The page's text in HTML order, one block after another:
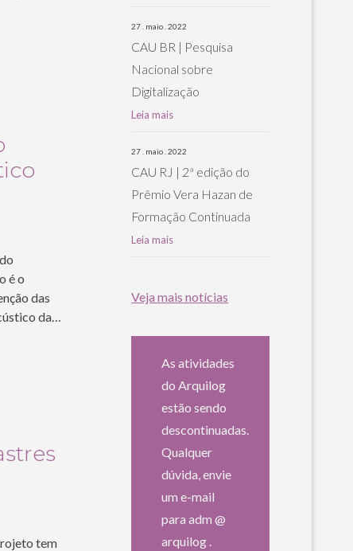
é o
das
da…
tem
27 . maio . 2022
CAU BR | Pesquisa
Nacional sobre
Digitalização
Leia mais
27 . maio . 2022
CAU RJ | 2ª edição do
Prêmio Vera Hazan de
Formação Continuada
Leia mais
Veja mais notícias
As atividades
do Arquilog
estão sendo
descontinuadas.
Qualquer
dúvida, envie
um e-mail
para adm @
arquilog .